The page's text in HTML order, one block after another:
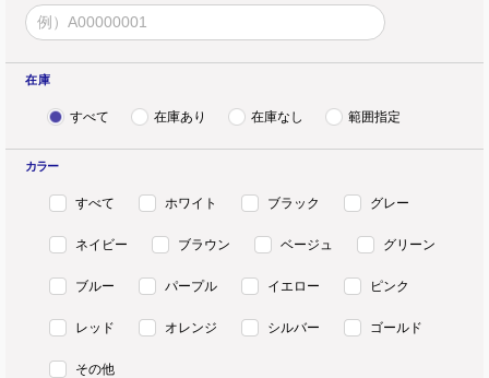
在 庫
すべて 在庫あり 在庫なし 範囲指定
カラー
すべて ホワイト ブラック グレー
ネイビー ブラウン ベージュ グリーン
ブルー パープル イエロー ピンク
レッド オレンジ シルバー ゴールド
その他